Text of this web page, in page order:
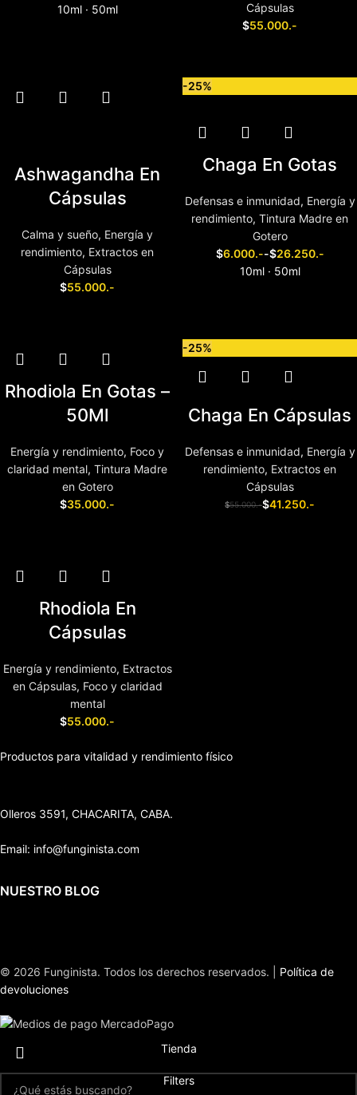
10ml · 50ml
Cápsulas
$55.000.-
Ashwagandha En
Cápsulas
Calma y sueño, Energía y
rendimiento, Extractos en
Cápsulas
$55.000.-
-25%
Chaga En Gotas
Defensas e inmunidad, Energía y
rendimiento, Tintura Madre en
Gotero
$6.000.--$26.250.-
10ml · 50ml
Rhodiola En Gotas –
50Ml
Energía y rendimiento, Foco y
claridad mental, Tintura Madre
en Gotero
$35.000.-
-25%
Chaga En Cápsulas
Defensas e inmunidad, Energía y
rendimiento, Extractos en
Cápsulas
$55.000.-$41.250.-
Rhodiola En
Cápsulas
Energía y rendimiento, Extractos
en Cápsulas, Foco y claridad
mental
$55.000.-
Productos para vitalidad y rendimiento físico
Olleros 3591, CHACARITA, CABA.
Email: info@funginista.com
NUESTRO BLOG
© 2026 Funginista. Todos los derechos reservados. | Política de
devoluciones
Tienda
Filters